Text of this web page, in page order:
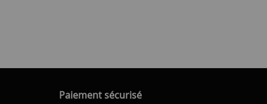
Paiement sécurisé